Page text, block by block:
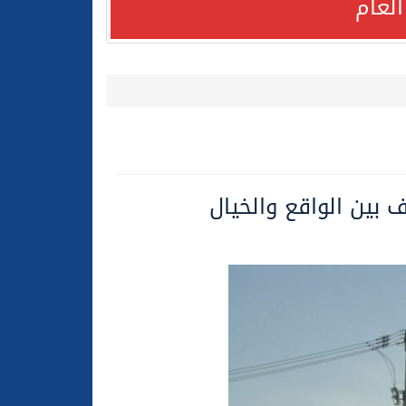
الحالي
الواقع والخيال